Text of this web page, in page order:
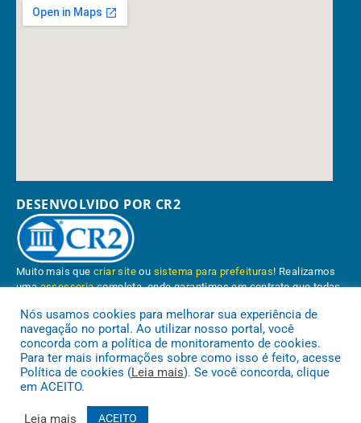
DESENVOLVIDO POR CR2
Muito mais quecriar site ou sistema para prefeituras! Realizamos
umaassessoriacompleta, onde garantimos em contrato que todas
Conheça oPNTP e oRadar da Transparência Pública
Nós usamos cookies para melhorar sua experiência de
navegação no portal. Ao utilizar nosso portal, você
concorda com a política de monitoramento de cookies.
Para ter mais informações sobre como isso é feito, acesse
Política de cookies (Leia mais). Se você concorda, clique
em ACEITO.
Leia mais ACEITO